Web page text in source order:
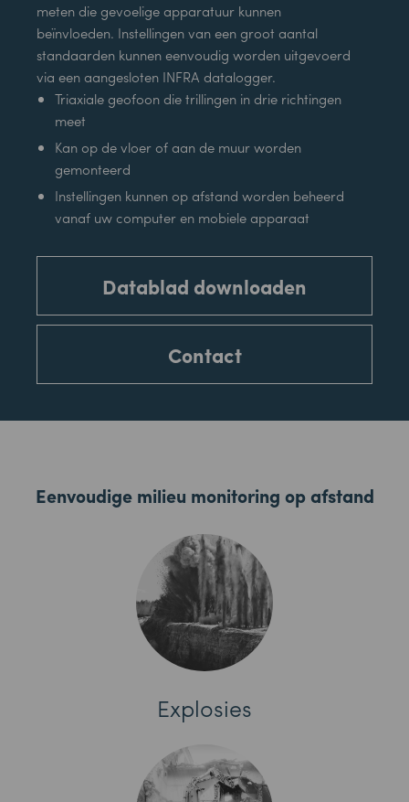
meten die gevoelige apparatuur kunnen
beïnvloeden. Instellingen van een groot aantal
standaarden kunnen eenvoudig worden uitgevoerd
via een aangesloten INFRA datalogger.
Triaxiale geofoon die trillingen in drie richtingen
meet
Kan op de vloer of aan de muur worden
gemonteerd
Instellingen kunnen op afstand worden beheerd
vanaf uw computer en mobiele apparaat
Datablad downloaden
Contact
Eenvoudige milieu monitoring op afstand
Explosies